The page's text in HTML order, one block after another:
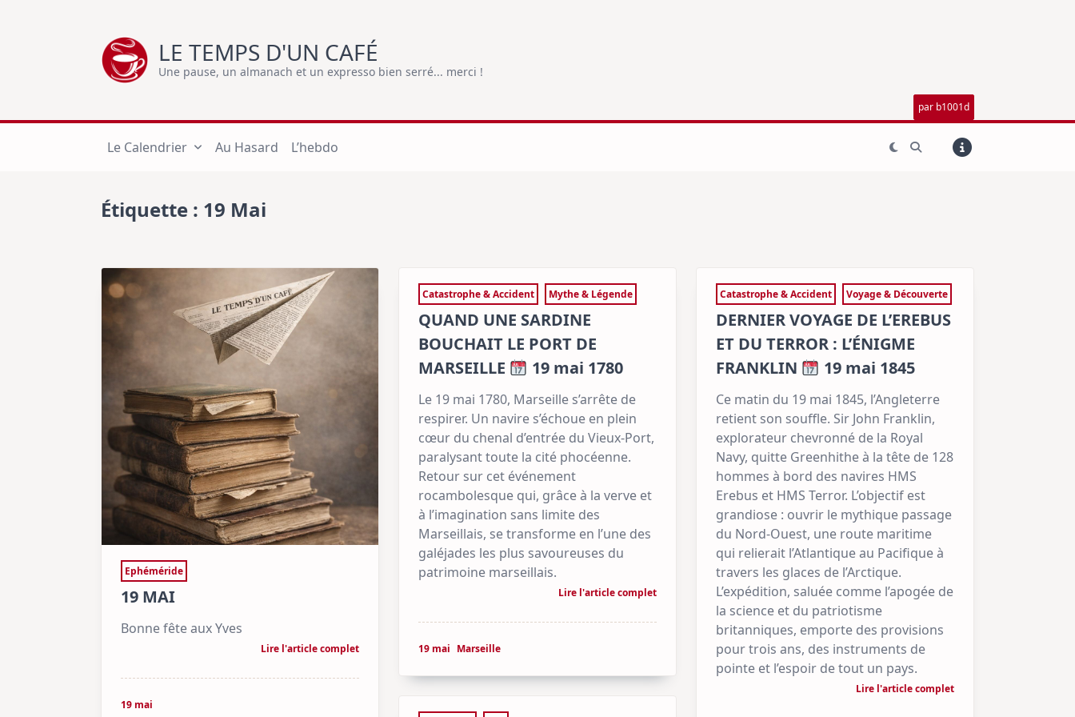
LE TEMPS D'UN CAFÉ
Une pause, un almanach et un expresso bien serré... merci !
par b1001d
Le Calendrier Au Hasard L’hebdo
Étiquette : 19 Mai
Ephéméride
19 MAI
Bonne fête aux Yves
Lire l'article complet
19 mai
Catastrophe & Accident Mythe & Légende
QUAND UNE SARDINE
BOUCHAIT LE PORT DE
MARSEILLE
19 mai 1780
Le 19 mai 1780, Marseille s’arrête de
respirer. Un navire s’échoue en plein
cœur du chenal d’entrée du Vieux-Port,
paralysant toute la cité phocéenne.
Retour sur cet événement
rocambolesque qui, grâce à la verve et
à l’imagination sans limite des
Marseillais, se transforme en l’une des
galéjades les plus savoureuses du
patrimoine marseillais.
Lire l'article complet
19 mai Marseille
Catastrophe & Accident Voyage & Découverte
DERNIER VOYAGE DE L’EREBUS
ET DU TERROR : L’ÉNIGME
FRANKLIN
19 mai 1845
Ce matin du 19 mai 1845, l’Angleterre
retient son souffle. Sir John Franklin,
explorateur chevronné de la Royal
Navy, quitte Greenhithe à la tête de 128
hommes à bord des navires HMS
Erebus et HMS Terror. L’objectif est
grandiose : ouvrir le mythique passage
du Nord-Ouest, une route maritime
qui relierait l’Atlantique au Pacifique à
travers les glaces de l’Arctique.
L’expédition, saluée comme l’apogée de
la science et du patriotisme
britanniques, emporte des provisions
pour trois ans, des instruments de
pointe et l’espoir de tout un pays.
Lire l'article complet